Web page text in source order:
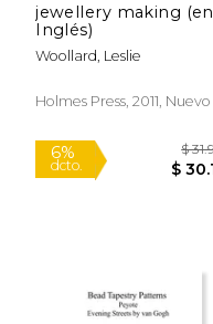
6%
dcto.
jewellery making (en
Inglés)
Woollard, Leslie
Holmes Press, 2011, Nuevo